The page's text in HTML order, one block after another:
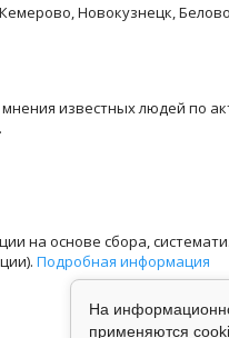
Новокузнецк,
известных людей по
на основе сбора,
Подробная информация
На
применяются